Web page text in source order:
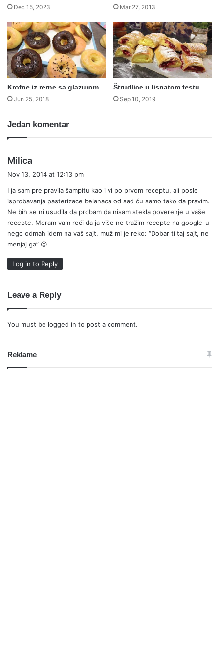
Dec 15, 2023 Mar 27, 2013
Krofne iz rerne sa glazurom
Jun 25, 2018
Štrudlice u lisnatom testu
Sep 10, 2019
Jedan komentar
Milica
s
:
Nov 13, 2014 at 12:13 pm
I ja sam pre pravila šampitu kao i vi po prvom receptu, ali posle
isprobavanja pasterizace belanaca od sad ću samo tako da pravim.
Ne bih se ni usudila da probam da nisam stekla poverenje u vaše
recepte. Moram vam reći da ja više ne tražim recepte na google-u
nego odmah idem na vaš sajt, muž mi je reko: “Dobar ti taj sajt, ne
menjaj ga” 😉
Log in to Reply
Leave a Reply
You must be logged in to post a comment.
Reklame